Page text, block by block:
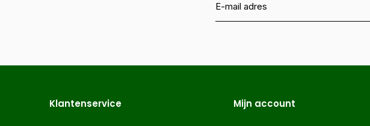
Klantenservice Mijn account